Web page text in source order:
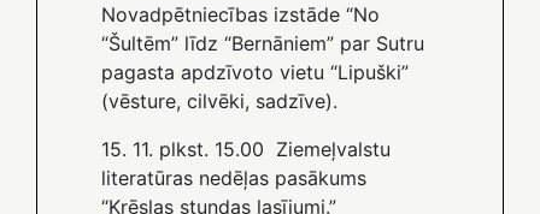
Novadpētniecības izstāde “No
“Šultēm” līdz “Bernāniem” par Sutru
pagasta apdzīvoto vietu “Lipuški”
(vēsture, cilvēki, sadzīve).
15. 11. plkst. 15.00 Ziemeļvalstu
literatūras nedēļas pasākums
“Krēslas stundas lasījumi.”